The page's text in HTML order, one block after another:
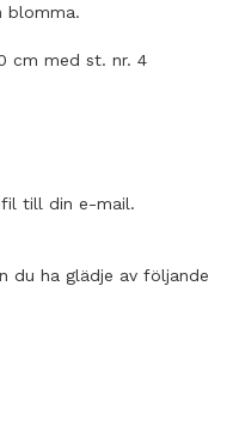
blomma.
cm med st. nr. 4
fil till din e-mail.
du ha glädje av följande